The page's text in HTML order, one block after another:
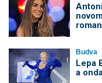
roman
Budva
Lepa
a